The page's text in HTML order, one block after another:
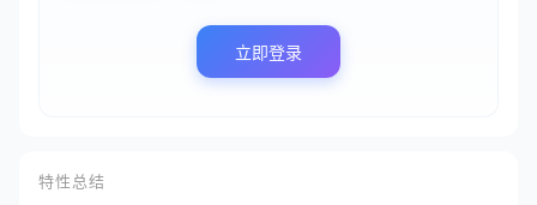
立即登录
特性总结